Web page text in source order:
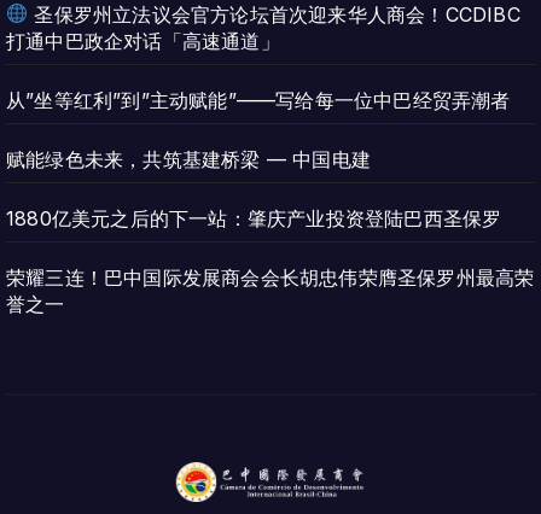
圣保罗州立法议会官方论坛首次迎来华人商会！CCDIBC
打通中巴政企对话「高速通道」
从”坐等红利”到”主动赋能”——写给每一位中巴经贸弄潮者
赋能绿色未来，共筑基建桥梁 — 中国电建
1880亿美元之后的下一站：肇庆产业投资登陆巴西圣保罗
荣耀三连！巴中国际发展商会会长胡忠伟荣膺圣保罗州最高荣
誉之一